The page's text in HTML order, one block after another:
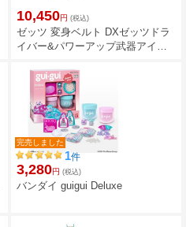
10,450円 (税込)
ゼッツ 変身ベルト DXゼッツドラ
イバー&パワーアップ武器アイテ
完売しました
1件
3,280円 (税込)
バンダイ guigui Deluxe